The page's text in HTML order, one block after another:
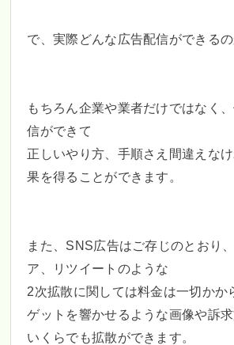
で、実際どんな広告配信ができるの
もちろん企業や業者だけではなく
信ができて
正しいやり方、手順さえ間違えな
果を得ることができます。
また、SNS広告はご存じのとおり
ア、リツイートのような
2次拡散に関しては料金は一切かか
ゲットを響かせるような画像や訴
いくらでも拡散ができます。